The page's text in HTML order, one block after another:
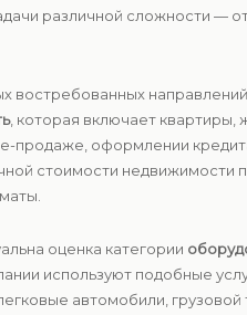
различной сложности —
востребованных
, которая включает
продаже, оформлении
стоимости
оценка категории
используют подобные
автомобили,